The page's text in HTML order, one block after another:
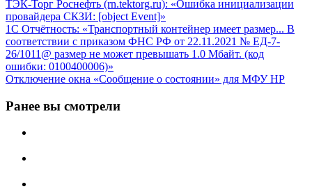
ТЭК-Торг Роснефть (rn.tektorg.ru): «Ошибка инициализации
провайдера СКЗИ: [object Event]»
1С Отчётность: «Транспортный контейнер имеет размер... В
соответствии с приказом ФНС РФ от 22.11.2021 № ЕД-7-
26/1011@ размер не может превышать 1.0 Мбайт. (код
ошибки: 0100400006)»
Отключение окна «Сообщение о состоянии» для МФУ HP
Ранее вы смотрели